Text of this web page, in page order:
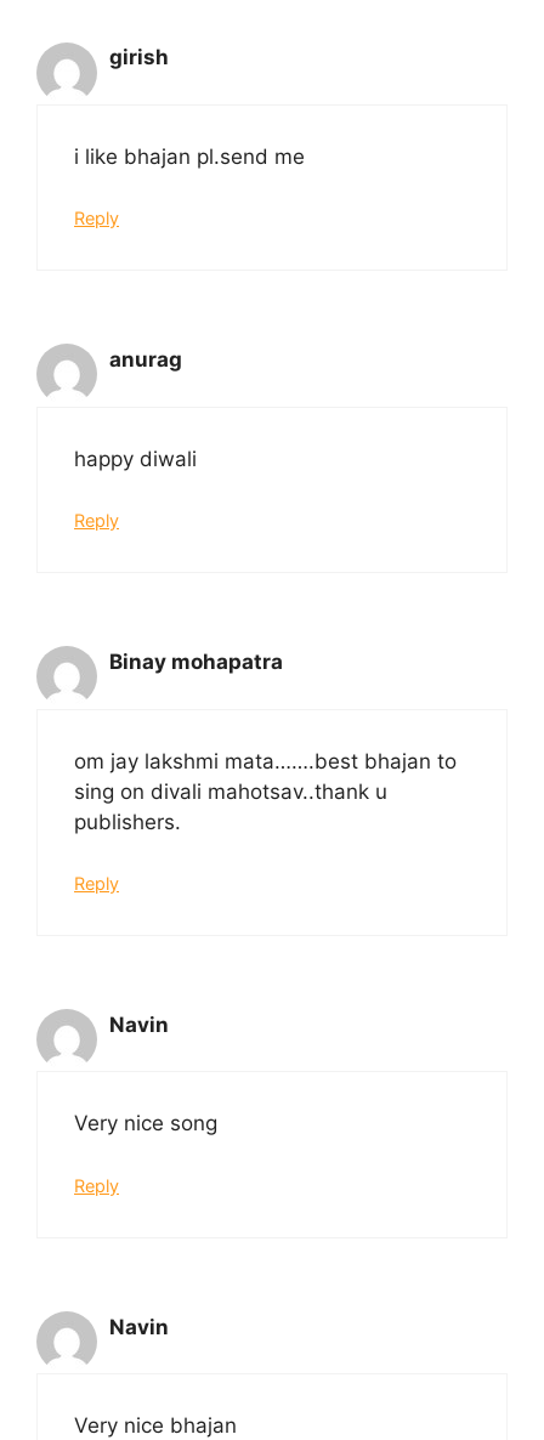
girish
i like bhajan pl.send me
Reply
anurag
happy diwali
Reply
Binay mohapatra
om jay lakshmi mata…….best bhajan to
sing on divali mahotsav..thank u
publishers.
Reply
Navin
Very nice song
Reply
Navin
Very nice bhajan